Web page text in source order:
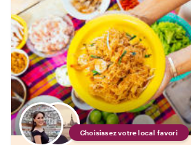
Choisissez votre local favori